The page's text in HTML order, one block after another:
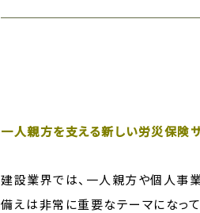
一人親方を支える新しい労災保険
建設業界では、一人親方や個人事
備えは非常に重要なテーマになっ